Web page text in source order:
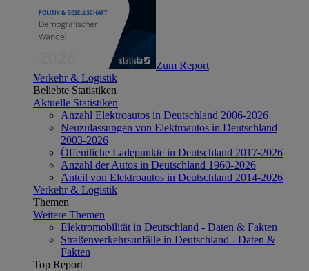
Zum Report
Verkehr & Logistik
Beliebte Statistiken
Aktuelle Statistiken
Anzahl Elektroautos in Deutschland 2006-2026
Neuzulassungen von Elektroautos in Deutschland
2003-2026
Öffentliche Ladepunkte in Deutschland 2017-2026
Anzahl der Autos in Deutschland 1960-2026
Anteil von Elektroautos in Deutschland 2014-2026
Verkehr & Logistik
Themen
Weitere Themen
Elektromobilität in Deutschland - Daten & Fakten
Straßenverkehrsunfälle in Deutschland - Daten &
Fakten
Top Report